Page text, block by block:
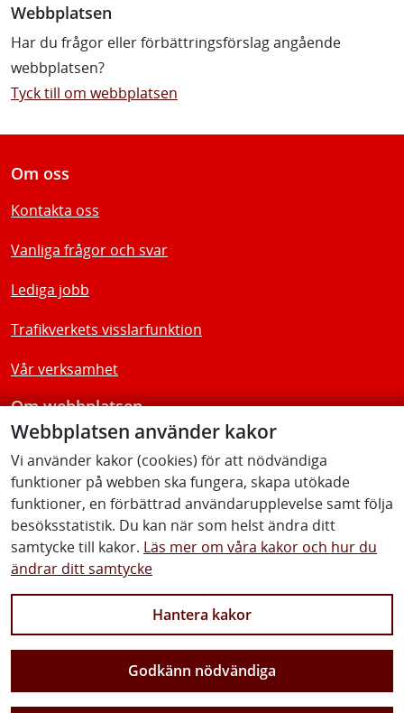
Webbplatsen använder kakor
Vi använder kakor (cookies) för att nödvändiga
funktioner på webben ska fungera, skapa utökade
funktioner, en förbättrad användarupplevelse samt följa
besöksstatistik. Du kan när som helst ändra ditt
samtycke till kakor. Läs mer om våra kakor och hur du
ändrar ditt samtycke
Hantera kakor
Godkänn nödvändiga
Webbplatsen
Har du frågor eller förbättringsförslag angående
webbplatsen?
Tyck till om webbplatsen
Vi gör Sverige närmare
Om oss
Kontakta oss
Vanliga frågor och svar
Lediga jobb
Trafikverkets visslarfunktion
Vår verksamhet
Om webbplatsen
Tillgänglighetsredogörelse
Följ oss
Facebook Youtube